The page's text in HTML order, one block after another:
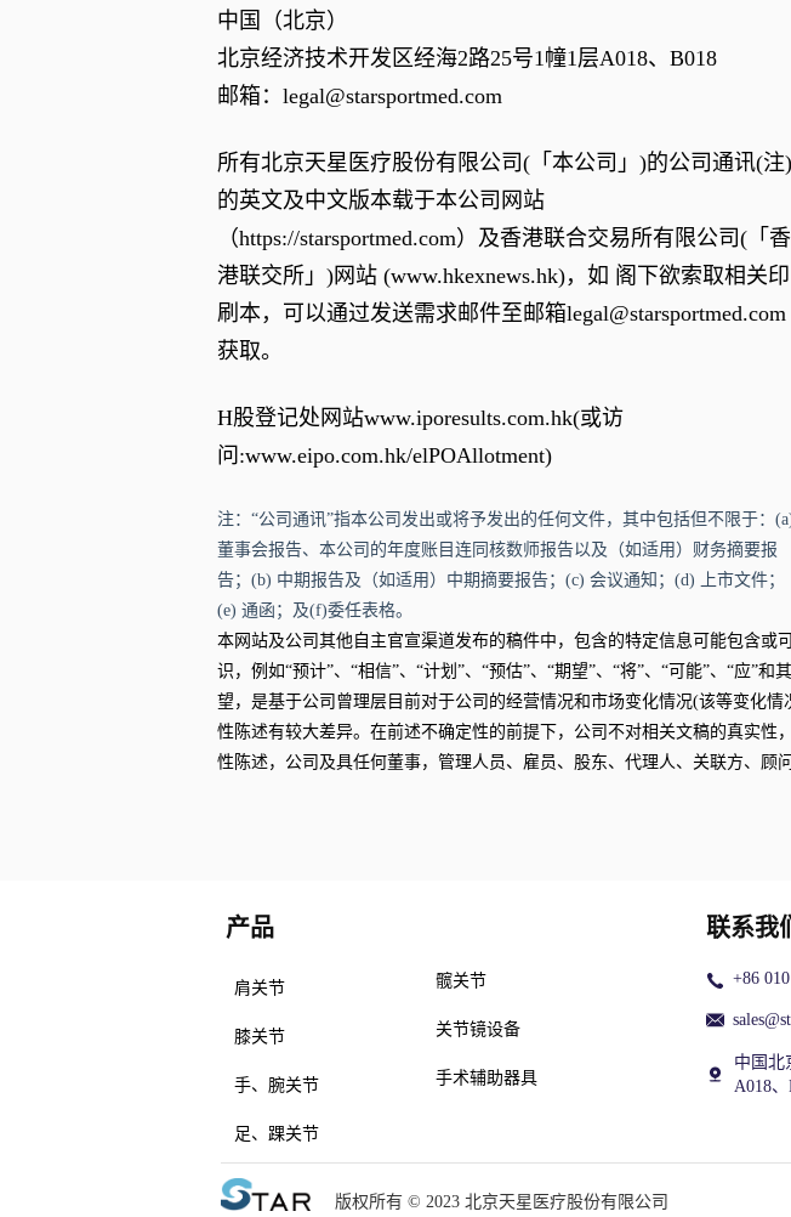
中国（北京）
北京经济技术开发区经海2路25号1幢1层A018、B018
邮箱： legal@starsportmed.com
所有北京天星医疗股份有限公司(「本公司」)的公司通讯(注)
的英文及中文版本载于本公司网站
（https://starsportmed.com）及香港联合交易所有限公司(「香
港联交所」)网站 (www.hkexnews.hk)，如 阁下欲索取相关印
刷本，可以通过发送需求邮件至邮箱legal@starsportmed.com
获取。
H股登记处网站www.iporesults.com.hk(或访
问:www.eipo.com.hk/elPOAllotment)
注：“公司通讯”指本公司发出或将予发出的任何文件，其中包括但不限于：
董事会报告、本公司的年度账目连同核数师报告以及（如适用）财务摘要报
告；(b) 中期报告及（如适用）中期摘要报告；(c) 会议通知；(d) 上市文件；
(e) 通函；及(f)委任表格。
本网站及公司其他自主官宣渠道发布的稿件中，包含的特定信息可能包含
识，例如“预计”、“相信”、“计划”、“预估”、“期望”、“将”、“可能”、“应
望，是基于公司曾理层目前对于公司的经营情况和市场变化情况(该等变化
性陈述有较大差异。在前述不确定性的前提下，公司不对相关文稿的真实
性陈述，公司及具任何董事，管理人员、雇员、股东、代理人、关联方、顾
产品
肩关节
膝关节
手、腕关节
足、踝关节
髋关节
关节镜设备
手术辅助器具
联系我
+86
中国北
A018
版权所有 © 2023 北京天星医疗股份有限公司